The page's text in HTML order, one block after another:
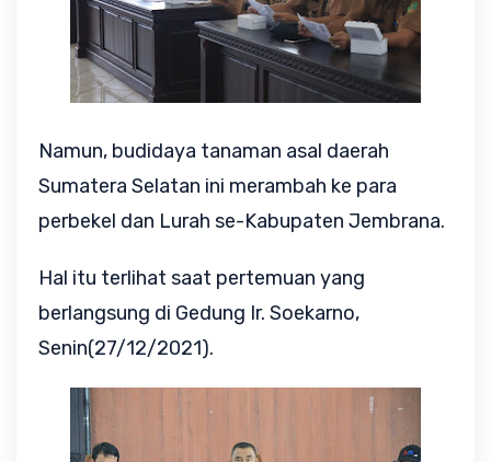
Namun, budidaya tanaman asal daerah
Sumatera Selatan ini merambah ke para
perbekel dan Lurah se-Kabupaten Jembrana.
Hal itu terlihat saat pertemuan yang
berlangsung di Gedung Ir. Soekarno,
Senin(27/12/2021).